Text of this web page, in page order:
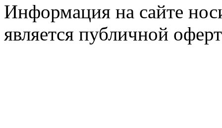
Информация на сайте
является публичной